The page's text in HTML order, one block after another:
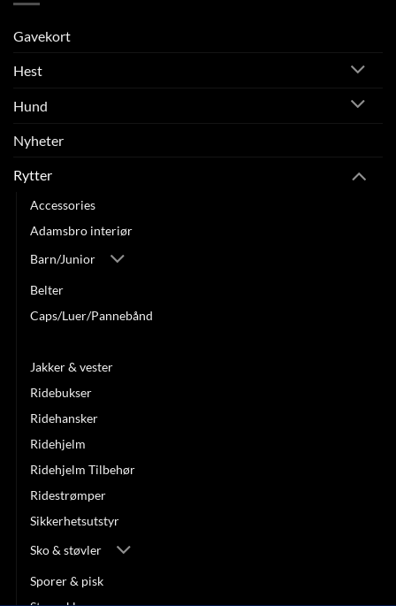
Gavekort
Hest
Hund
Nyheter
Rytter
Accessories
Adamsbro interiør
Barn/Junior
Belter
Caps/Luer/Pannebånd
Jakker & vester
Ridebukser
Ridehansker
Ridehjelm
Ridehjelm Tilbehør
Ridestrømper
Sikkerhetsutstyr
Sko & støvler
Sporer & pisk